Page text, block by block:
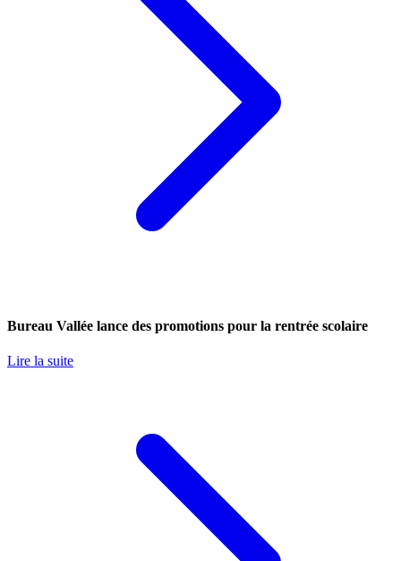
Bureau Vallée lance des promotions pour la rentrée scolaire
Lire la suite